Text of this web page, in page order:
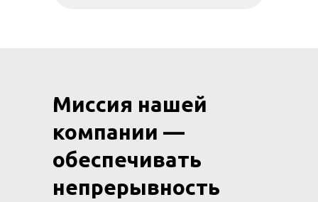
Миссия нашей
компании —
обеспечивать
непрерывность